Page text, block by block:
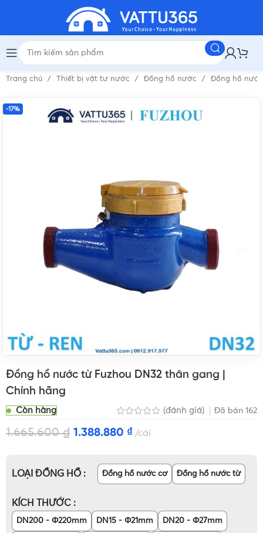
Trang chủ Thiết bị vật tư nước Đồng hồ nước Đồng hồ
-17%
Đồng hồ nước từ Fuzhou DN32 thân gang |
Chính hãng
Còn hàng (đánh giá) Đã bán 162
1.665.600₫ 1.388.880 ₫ cái
LOẠI ĐỒNG HỒ Đồng hồ nước cơ Đồng hồ nước từ
KÍCH THƯỚC
DN200 - Φ220mm DN15 - Φ21mm DN20 - Φ27mm